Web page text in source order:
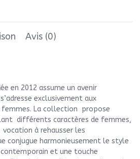
Avis (0)
en 2012 assume un avenir
exclusivement aux
La collection propose
différents caractères de femmes,
à rehausser les
conjugue harmonieusement le style
et une touche